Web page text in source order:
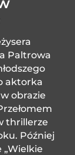
Paltrowa
aktorka
obrazie
thrillerze
Później